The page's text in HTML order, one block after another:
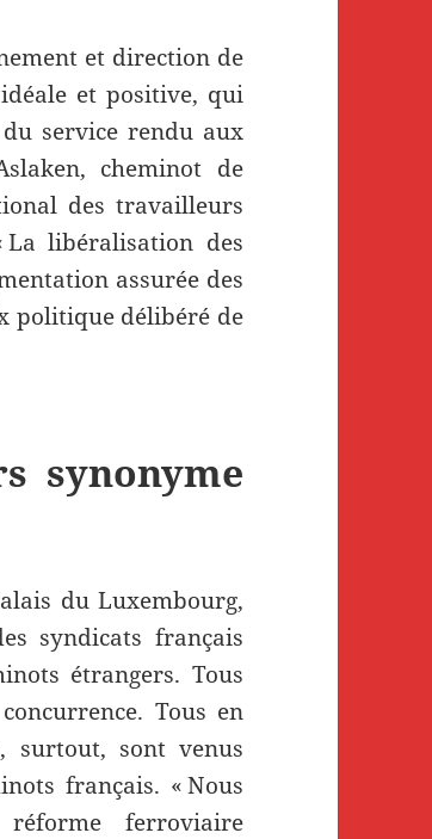
et direction de
et positive, qui
service rendu aux
cheminot de
des travailleurs
libéralisation des
assurée des
politique délibéré de
synonyme
du Luxembourg,
syndicats français
étrangers. Tous
Tous en
surtout, sont venus
français. « Nous
ferroviaire